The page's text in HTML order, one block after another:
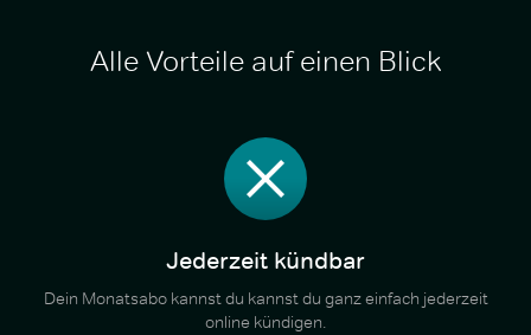
Alle Vorteile auf einen Blick
Jederzeit kündbar
Dein Monatsabo kannst du kannst du ganz einfach jederzeit
online kündigen.